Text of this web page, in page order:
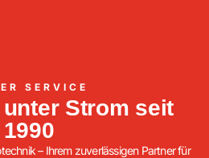
SERVICE
Strom seit
1990
– Ihrem zuverlässigen Partner für